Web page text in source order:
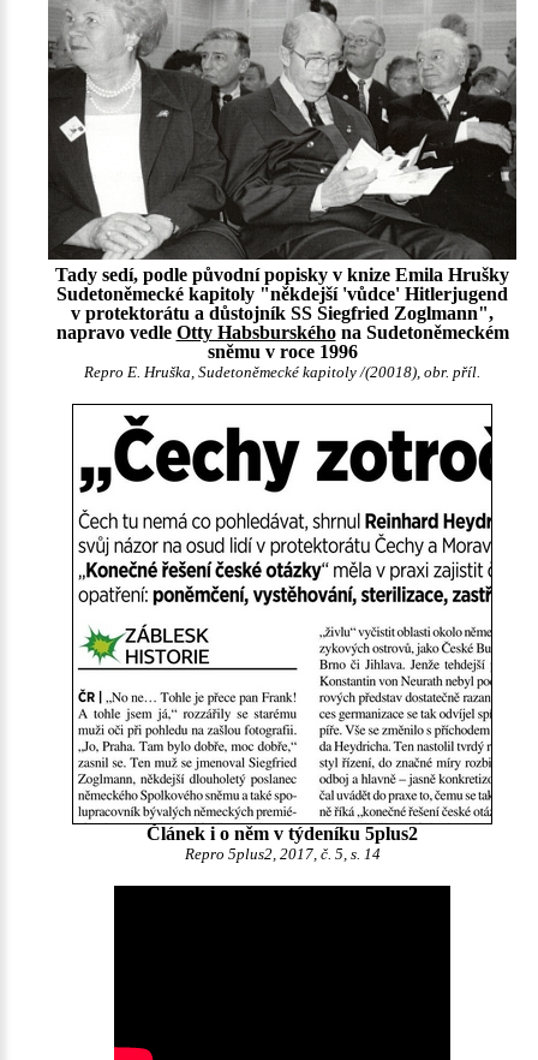
Tady sedí, podle původní popisky v knize Emila Hrušky
Sudetoněmecké kapitoly "někdejší 'vůdce' Hitlerjugend
v protektorátu a důstojník SS Siegfried Zoglmann",
napravo vedle Otty Habsburskéhona Sudetoněmeckém
sněmu v roce 1996
Repro E. Hruška, Sudetoněmecké kapitoly /(20018), obr. příl.
Článek i o něm v týdeníku 5plus2
Repro 5plus2, 2017, č. 5, s. 14